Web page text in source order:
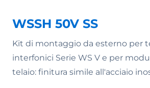
WSSH 50V SS
Kit di montaggio da esterno per
interfonici Serie WS V e per
telaio: finitura simile all'acciaio